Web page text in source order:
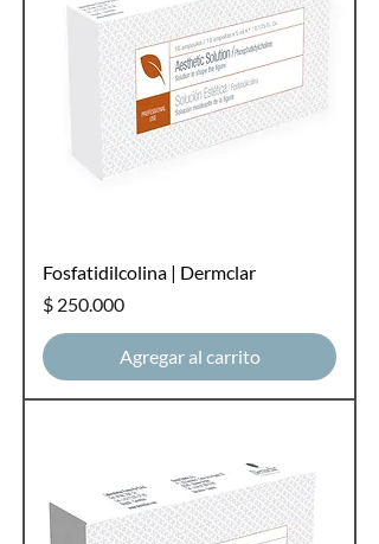
Fosfatidilcolina | Dermclar
Precio
$ 250.000
Agregar al carrito